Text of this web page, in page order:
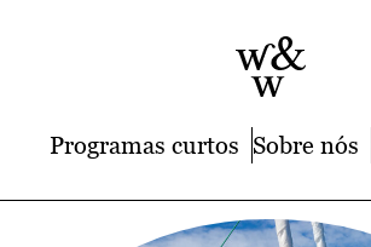
Programas curtos Sobre nós